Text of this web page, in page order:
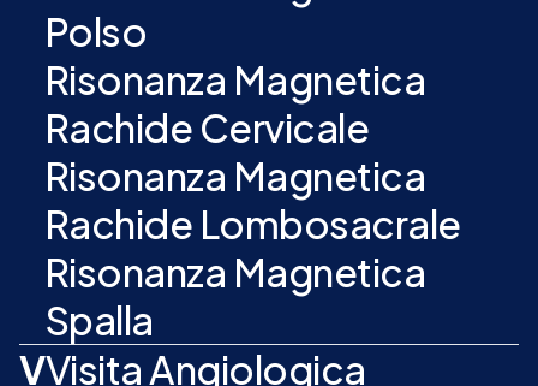
Polso
Risonanza Magnetica
Rachide Cervicale
Risonanza Magnetica
Rachide Lombosacrale
Risonanza Magnetica
Spalla
VVisita Angiologica